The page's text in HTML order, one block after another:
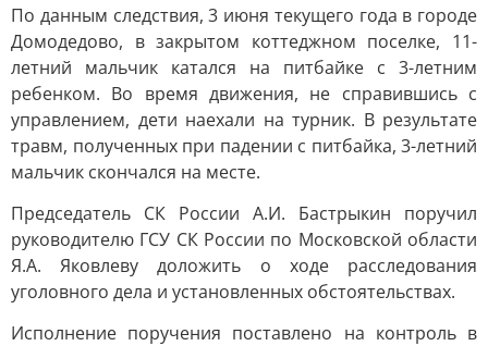
По данным следствия, 3 июня текущего года в городе
Домодедово, в закрытом коттеджном поселке, 11-
летний мальчик катался на питбайке с 3-летним
ребенком. Во время движения, не справившись с
управлением, дети наехали на турник. В результате
травм, полученных при падении с питбайка, 3-летний
мальчик скончался на месте.
Председатель СК России А.И. Бастрыкин поручил
руководителю ГСУ СК России по Московской области
Я.А. Яковлеву доложить о ходе расследования
уголовного дела и установленных обстоятельствах.
Исполнение поручения поставлено на контроль в